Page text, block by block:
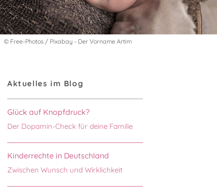
© Free-Photos / Pixabay - Der Vorname Artim
Aktuelles im Blog
Glück auf Knopfdruck?
Der Dopamin-Check für deine Familie
Kinderrechte in Deutschland
Zwischen Wunsch und Wirklichkeit